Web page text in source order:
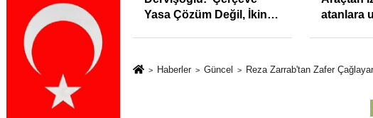
Kısacında:
Fırtınası
ilk yarıda 64,4 milyar
Haberler Güncel Reza Zarrab'tan Zafer